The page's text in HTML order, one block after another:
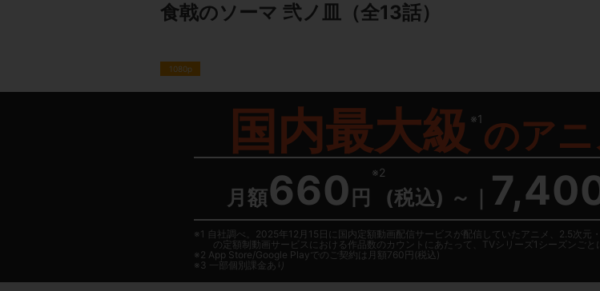
食戟のソーマ 弐ノ皿 （全13話）
1080p
国内最大級 ※1 のア
月額660 円
※2
(税込) ～
1 自社調べ。2025年12月15日に国内定額動画配信サービスが配信していたアニメ、2.5次元
の定額制動画サービスにおける作品数のカウントにあたって、TVシリーズ1シーズンごと
2 App Store/Google Playでのご契約は月額760円(税込)
3 一部個別課金あり